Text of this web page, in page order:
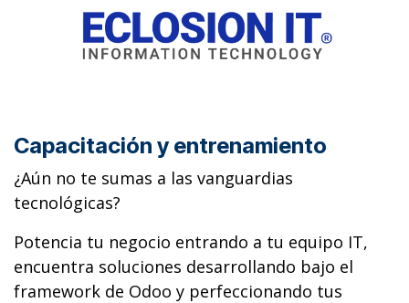
Capacitación y entrenamiento
¿Aún no te sumas a las vanguardias
tecnológicas?
Potencia tu negocio entrando a tu equipo IT,
encuentra soluciones desarrollando bajo el
framework de Odoo y perfeccionando tus